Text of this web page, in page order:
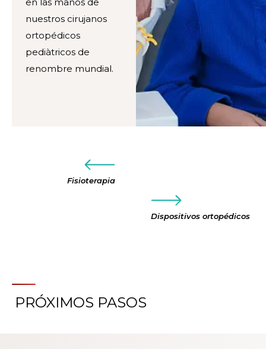
nuestros cirujanos
ortopédicos
pediàtricos de
renombre mundial.
Fisioterapia
Dispositivos ortopédicos
PRÓXIMOS PASOS